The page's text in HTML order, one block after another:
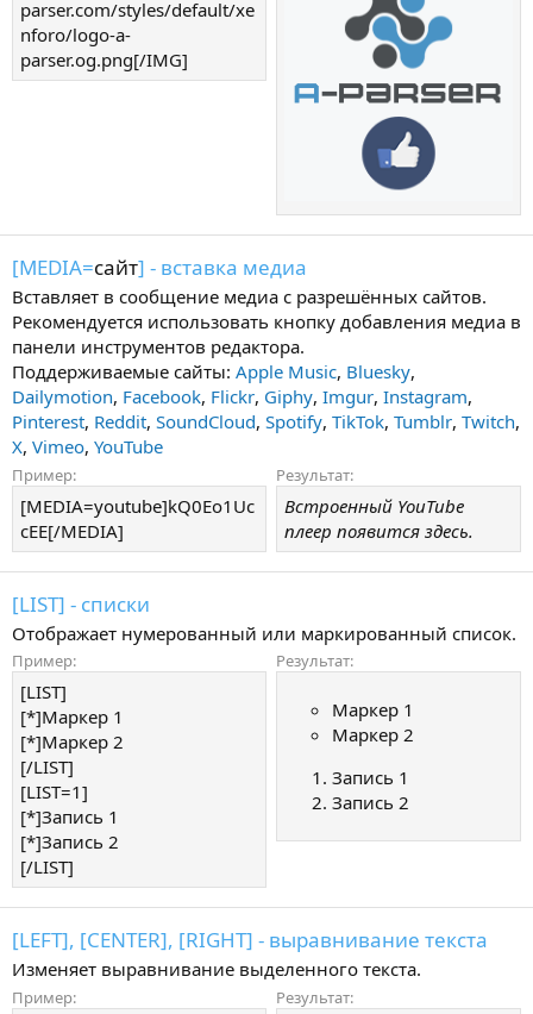
parser.com/styles/default/xe
nforo/logo-a-
parser.og.png[/IMG]
[MEDIA=сайт] - вставка медиа
Вставляет в сообщение медиа с разрешённых сайтов.
Рекомендуется использовать кнопку добавления медиа в
панели инструментов редактора.
Поддерживаемые сайты: Apple Music, Bluesky,
Dailymotion, Facebook, Flickr, Giphy, Imgur, Instagram,
Pinterest, Reddit, SoundCloud, Spotify, TikTok, Tumblr, Twitch,
X, Vimeo, YouTube
Пример:
[MEDIA=youtube]kQ0Eo1Uc
cEE[/MEDIA]
Результат:
Встроенный YouTube
плеер появится здесь.
[LIST] - списки
Отображает нумерованный или маркированный список.
Пример:
[LIST]
[*]Маркер 1
[*]Маркер 2
[/LIST]
[LIST=1]
[*]Запись 1
[*]Запись 2
[/LIST]
Результат:
Маркер 1
Маркер 2
Запись 1
Запись 2
[LEFT], [CENTER], [RIGHT] - выравнивание текста
Изменяет выравнивание выделенного текста.
Пример: Результат: